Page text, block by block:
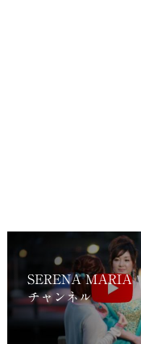
SERENA MARIA
チャンネル